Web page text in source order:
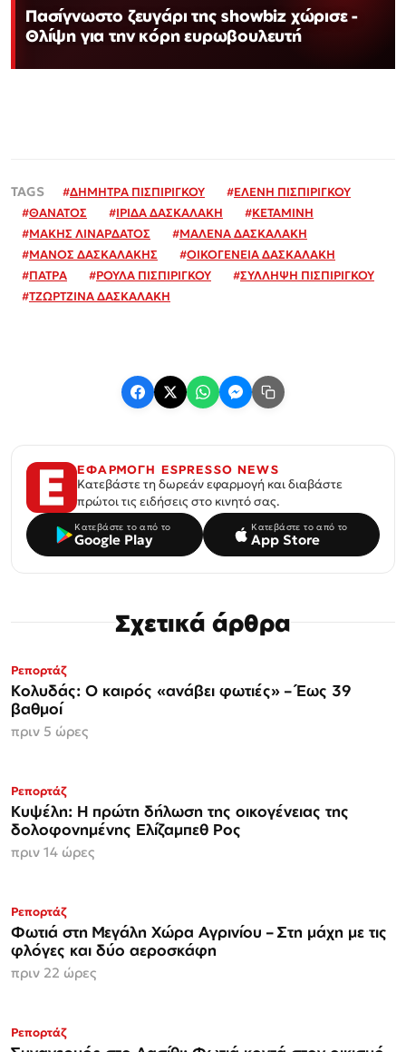
Πασίγνωστο ζευγάρι της showbiz χώρισε -
Θλίψη για την κόρη ευρωβουλευτή
#ΔΗΜΗΤΡΑ ΠΙΣΠΙΡΙΓΚΟΥ #ΕΛΕΝΗ ΠΙΣΠΙΡΙΓΚΟΥ
#ΘΑΝΑΤΟΣ #ΙΡΙΔΑ ΔΑΣΚΑΛΑΚΗ #ΚΕΤΑΜΙΝΗ
#ΜΑΚΗΣ ΛΙΝΑΡΔΑΤΟΣ #ΜΑΛΕΝΑ ΔΑΣΚΑΛΑΚΗ
#ΜΑΝΟΣ ΔΑΣΚΑΛΑΚΗΣ #ΟΙΚΟΓΕΝΕΙΑ ΔΑΣΚΑΛΑΚΗ
#ΠΑΤΡΑ #ΡΟΥΛΑ ΠΙΣΠΙΡΙΓΚΟΥ #ΣΥΛΛΗΨΗ ΠΙΣΠΙΡΙΓΚΟΥ
#ΤΖΩΡΤΖΙΝΑ ΔΑΣΚΑΛΑΚΗ
ΕΦΑΡΜΟΓΗ ESPRESSO NEWS
Κατεβάστε τη δωρεάν εφαρμογή και διαβάστε
πρώτοι τις ειδήσεις στο κινητό σας.
Κατεβάστε το από το
Google Play
Κατεβάστε το από το
App Store
Σχετικά άρθρα
Ρεπορτάζ
Κολυδάς: Ο καιρός «ανάβει φωτιές» – Έως 39
βαθμοί
πριν 5 ώρες
Ρεπορτάζ
Κυψέλη: Η πρώτη δήλωση της οικογένειας της
δολοφονημένης Ελίζαμπεθ Ρος
πριν 14 ώρες
Ρεπορτάζ
Φωτιά στη Μεγάλη Χώρα Αγρινίου – Στη μάχη με τις
φλόγες και δύο αεροσκάφη
πριν 22 ώρες
Ρεπορτάζ